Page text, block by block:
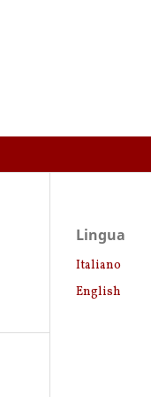
Lingua
Italiano
English